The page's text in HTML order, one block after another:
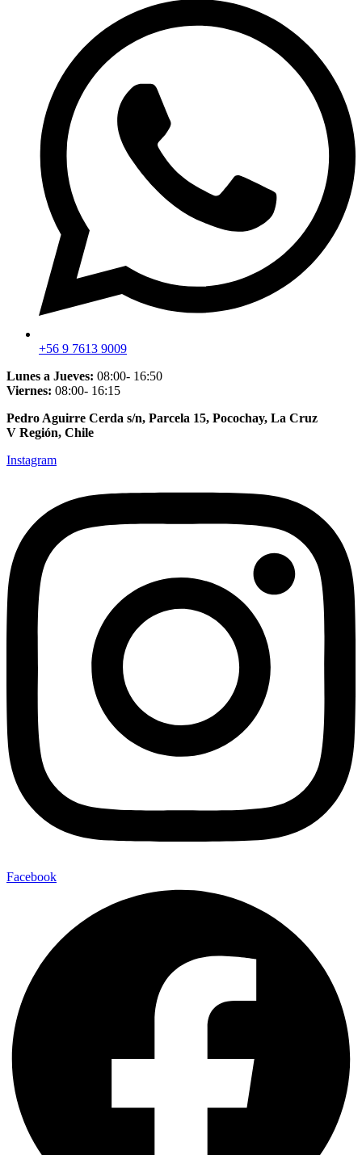
+56 9 7613 9009
Lunes a Jueves: 08:00- 16:50
Viernes: 08:00- 16:15
Pedro Aguirre Cerda s/n, Parcela 15, Pocochay, La Cruz
V Región, Chile
Instagram
Facebook